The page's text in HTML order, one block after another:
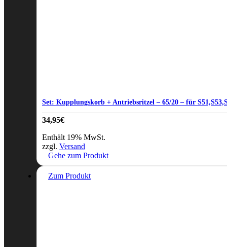
Set: Kupplungskorb + Antriebsritzel – 65/20 – für
34,95€
Enthält 19% MwSt.
zzgl. Versand
Gehe zum Produkt
Zum Produkt